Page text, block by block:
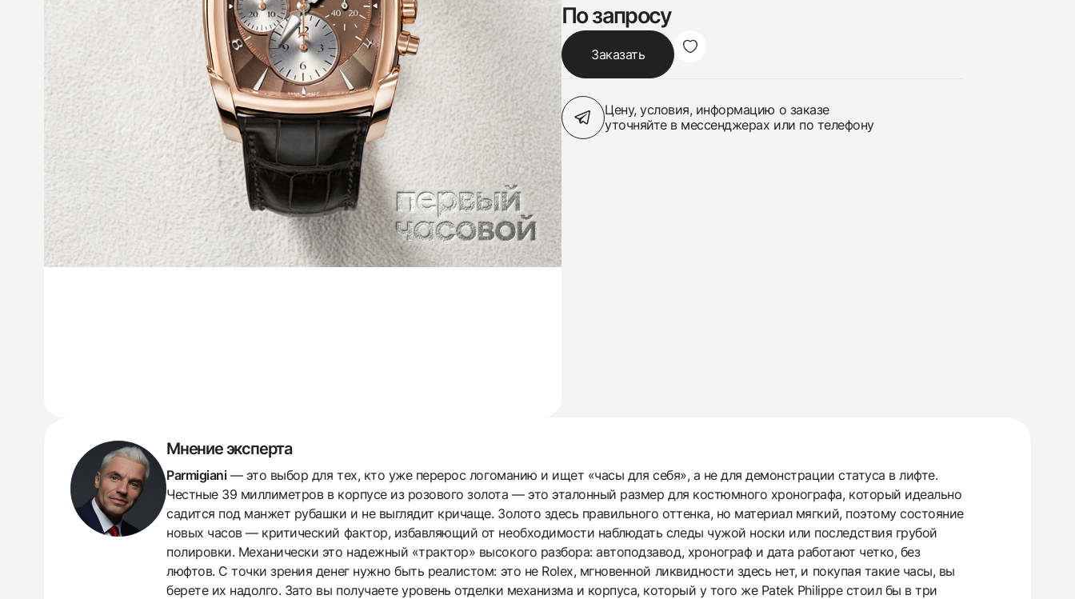
По запросу
Заказать
Цену, условия, информацию о заказе
уточняйте в мессенджерах или по телефону
Мнение эксперта
Parmigiani— это выбор для тех, кто уже перерос логоманию и ищет «часы для себя», а не для демонстрации статуса в лифте.
Честные 39 миллиметров в корпусе из розового золота — это эталонный размер для костюмного хронографа, который идеально
садится под манжет рубашки и не выглядит кричаще. Золото здесь правильного оттенка, но материал мягкий, поэтому состояние
новых часов — критический фактор, избавляющий от необходимости наблюдать следы чужой носки или последствия грубой
полировки. Механически это надежный «трактор» высокого разбора: автоподзавод, хронограф и дата работают четко, без
люфтов. С точки зрения денег нужно быть реалистом: это не Rolex, мгновенной ликвидности здесь нет, и покупая такие часы, вы
берете их надолго. Зато вы получаете уровень отделки механизма и корпуса, который у того же Patek Philippe стоил бы в три